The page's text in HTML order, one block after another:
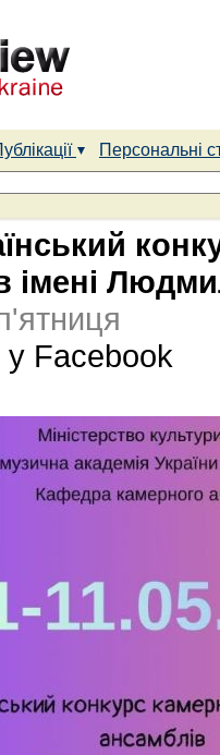
Персональні
імені
Facebook